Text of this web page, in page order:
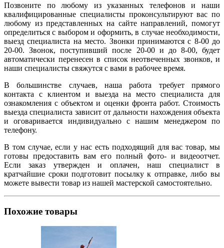
Позвоните по любому из указанных телефонов и наши
квалифицированные специалисты проконсультируют вас по
любому из представленных на сайте направлений, помогут
определиться с выбором и оформить, в случае необходимости,
выезд специалиста на место. Звонки принимаются с 8-00 до
20-00. Звонок, поступивший после 20-00 и до 8-00, будет
автоматически перенесен в список неотвеченных звонков, и
наши специалисты свяжутся с вами в рабочее время.
В большинстве случаев, наша работа требует прямого
контакта с клиентом и выезда на место специалиста для
ознакомления с объектом и оценки фронта работ. Стоимость
выезда специалиста зависит от дальности нахождения объекта
и оговаривается индивидуально с нашим менеджером по
телефону.
В том случае, если у нас есть подходящий для вас товар, мы
готовы предоставить вам его полный фото- и видеоотчет.
Если заказ утвержден и оплачен, наш специалист в
кратчайшие сроки подготовит посылку к отправке, либо вы
можете вывести товар из нашей мастерской самостоятельно.
Похожие товары